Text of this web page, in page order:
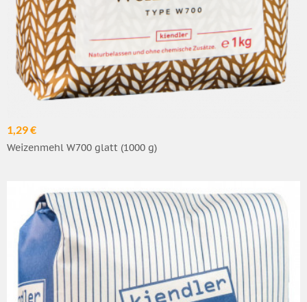
1,29 €
Weizenmehl W700 glatt (1000 g)